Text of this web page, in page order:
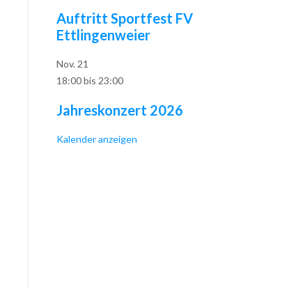
Auftritt Sportfest FV
Ettlingenweier
Nov. 21
18:00bis 23:00
Jahreskonzert 2026
Kalender anzeigen